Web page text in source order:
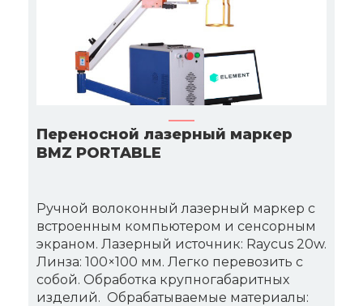
Переносной лазерный маркер
BMZ PORTABLE
Ручной волоконный лазерный маркер с
встроенным компьютером и сенсорным
экраном. Лазерный источник: Raycus 20w.
Линза: 100×100 мм. Легко перевозить с
собой. Обработка крупногабаритных
изделий. Обрабатываемые материалы: